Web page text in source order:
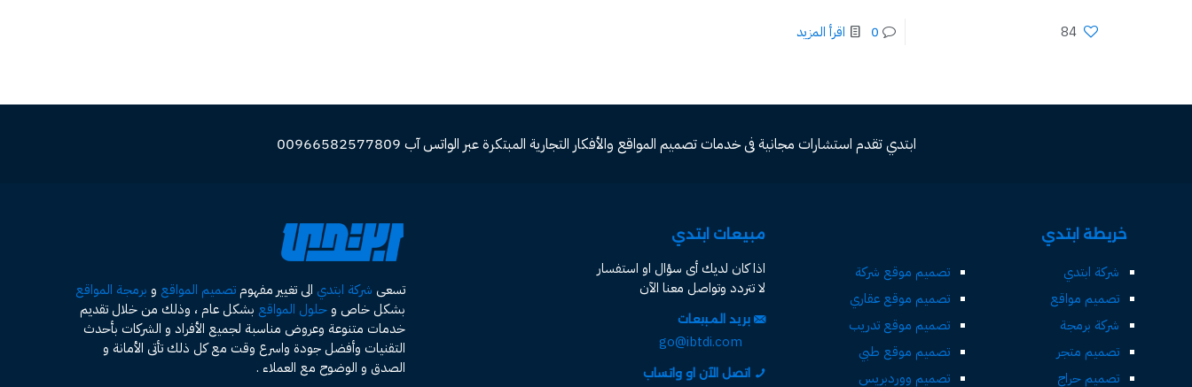
84
0 اقرأ المزيد
ابتدي تقدم استشارات مجانية فى خدمات تصميم المواقع والأفكار التجارية المبتكرة عبر الواتس آب 00966582577809
خريطة ابتدي
شركة ابتدي
تصميم مواقع
شركة برمجة
تصميم متجر
تصميم حراج
تصميم موقع شركة
تصميم موقع عقاري
تصميم موقع تدريب
تصميم موقع طبي
تصميم ووردبريس
مبيعات ابتدي
اذا كان لديك أى سؤال او استفسار
لا تتردد وتواصل معنا الآن
بريد المبيعات
go@ibtdi.com
اتصل الآن او واتساب
تسعى شركة ابتدي الى تغيير مفهومتصميم المواقع و برمجة المواقع
بشكل خاص وحلول المواقع بشكل عام ، وذلك من خلال تقديم
خدمات متنوعة وعروض مناسبة لجميع الأفراد و الشركات بأحدث
التقنيات وأفضل جودة واسرع وقت مع كل ذلك تأتى الأمانة و
الصدق و الوضوح مع العملاء .